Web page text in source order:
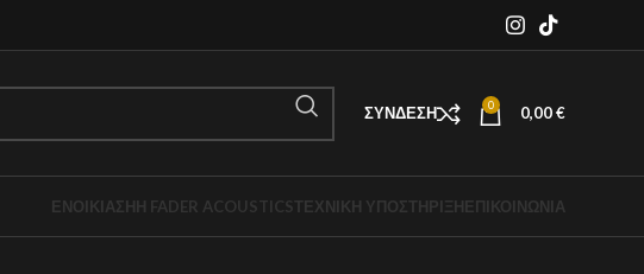
ΣΎΝΔΕΣΗ 0 0,00€
ΕΝΟΙΚΙΑΣΗΗ FADER ACOUSTICSΤΕΧΝΙΚΉ ΥΠΟΣΤΉΡΙΞΗΕΠΙΚΟΙΝΩΝΙΑ